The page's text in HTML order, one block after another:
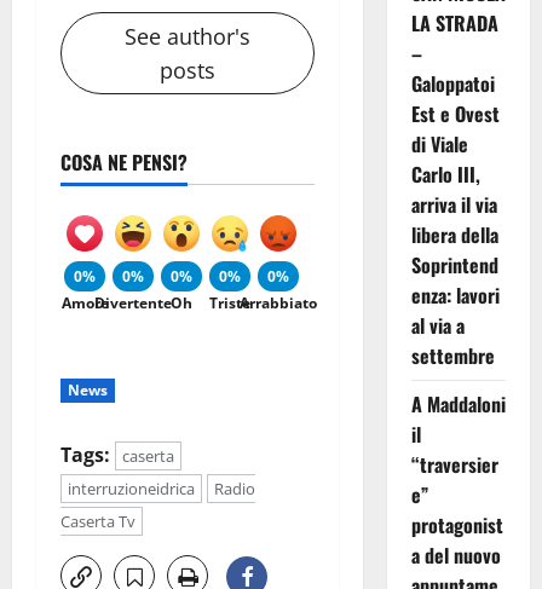
See author's
posts
COSA NE PENSI?
0%
Amore
0%
Divertente
0%
Oh
0%
Triste
0%
Arrabbiato
News
Tags:
caserta
interruzioneidrica
Radio
Caserta Tv
LA STRADA
–
Galoppatoi
Est e Ovest
di Viale
Carlo III,
arriva il via
libera della
Soprintend
enza: lavori
al via a
settembre
A Maddaloni
il
“traversier
e”
protagonist
a del nuovo